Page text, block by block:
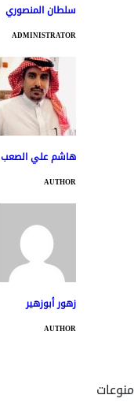
سلطان المنصوري
ADMINISTRATOR
هاشم علي الصعب
AUTHOR
زهور أبوزهير
AUTHOR
منوعات